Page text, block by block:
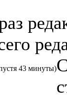
43 минуты)